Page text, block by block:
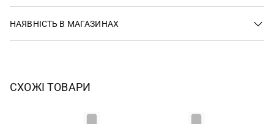
НАЯВНІСТЬ В МАГАЗИНАХ
СХОЖІ ТОВАРИ